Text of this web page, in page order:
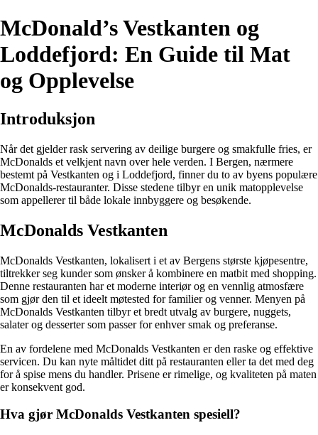
McDonald’s Vestkanten og
Loddefjord: En Guide til Mat
og Opplevelse
Introduksjon
Når det gjelder rask servering av deilige burgere og smakfulle fries, er
McDonalds et velkjent navn over hele verden. I Bergen, nærmere
bestemt på Vestkanten og i Loddefjord, finner du to av byens populære
McDonalds-restauranter. Disse stedene tilbyr en unik matopplevelse
som appellerer til både lokale innbyggere og besøkende.
McDonalds Vestkanten
McDonalds Vestkanten, lokalisert i et av Bergens største kjøpesentre,
tiltrekker seg kunder som ønsker å kombinere en matbit med shopping.
Denne restauranten har et moderne interiør og en vennlig atmosfære
som gjør den til et ideelt møtested for familier og venner. Menyen på
McDonalds Vestkanten tilbyr et bredt utvalg av burgere, nuggets,
salater og desserter som passer for enhver smak og preferanse.
En av fordelene med McDonalds Vestkanten er den raske og effektive
servicen. Du kan nyte måltidet ditt på restauranten eller ta det med deg
for å spise mens du handler. Prisene er rimelige, og kvaliteten på maten
er konsekvent god.
Hva gjør McDonalds Vestkanten spesiell?